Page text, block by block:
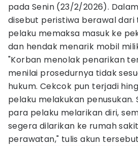
pada Senin (23/2/2026).
disebut peristiwa berawal
pelaku memaksa masuk ke
dan hendak menarik mobil
"Korban menolak penarikan
menilai prosedurnya tidak
hukum. Cekcok pun terjadi
pelaku melakukan penusukan.
para pelaku melarikan diri,
segera dilarikan ke rumah
perawatan," tulis akun